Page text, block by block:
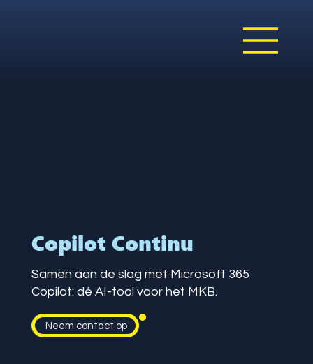
Copilot Continu
Samen aan de slag met Microsoft 365
Copilot: dé AI-tool voor het MKB.
Neem contact op